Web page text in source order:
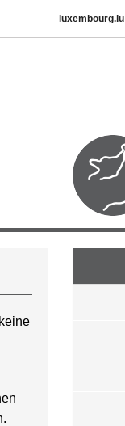
luxembourg.lu